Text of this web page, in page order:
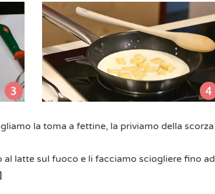
la toma a fettine, la priviamo della scorza
latte sul fuoco e li facciamo sciogliere fino ad